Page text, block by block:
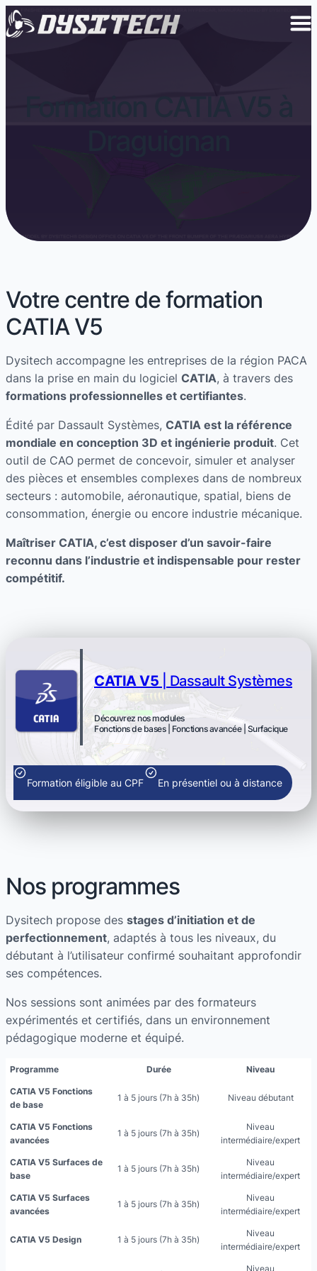
Votre centre de formation
CATIA V5
Dysitech accompagne les entreprises de la région PACA
dans la prise en main du logiciel CATIA, à travers des
formations professionnelles et certifiantes.
Édité par Dassault Systèmes, CATIA est la référence
mondiale en conception 3D et ingénierie produit. Cet
outil de CAO permet de concevoir, simuler et analyser
des pièces et ensembles complexes dans de nombreux
secteurs : automobile, aéronautique, spatial, biens de
consommation, énergie ou encore industrie mécanique.
Maîtriser CATIA, c’est disposer d’un savoir-faire
reconnu dans l’industrie et indispensable pour rester
compétitif.
CATIA V5 | Dassault Systèmes
Découvrez nos modules
Fonctions de bases | Fonctions avancée | Surfacique
Formation éligible au CPF En présentiel ou à distance
Nos programmes
Dysitech propose des stages d’initiation et de
perfectionnement, adaptés à tous les niveaux, du
débutant à l’utilisateur confirmé souhaitant approfondir
ses compétences.
Nos sessions sont animées par des formateurs
expérimentés et certifiés, dans un environnement
pédagogique moderne et équipé.
Programme Durée Niveau
CATIA V5 Fonctions
de base
1 à 5 jours (7h à 35h) Niveau débutant
CATIA V5 Fonctions
avancées
1 à 5 jours (7h à 35h)
Niveau
intermédiaire/expert
CATIA V5 Surfaces de
base
1 à 5 jours (7h à 35h)
Niveau
intermédiaire/expert
CATIA V5 Surfaces
avancées
1 à 5 jours (7h à 35h)
Niveau
intermédiaire/expert
CATIA V5 Design 1 à 5 jours (7h à 35h)
Niveau
intermédiaire/expert
Niveau